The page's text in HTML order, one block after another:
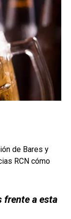
de Bares y
RCN cómo
frente a esta